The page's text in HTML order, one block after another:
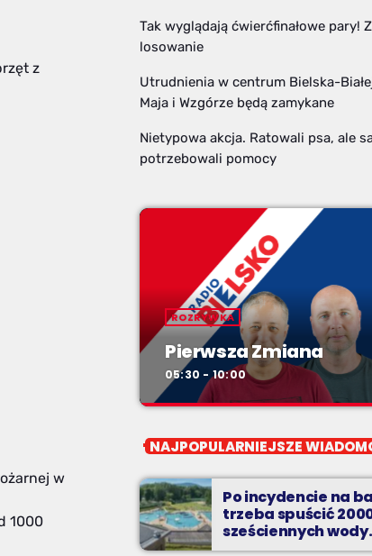
z
w
1000
Tak wyglądają ćwierćfinałowe pary!
losowanie
Utrudnienia w centrum Bielska-
Maja i Wzgórze będą zamykane
Nietypowa akcja. Ratowali psa, ale
potrzebowali pomocy
ROZRYWKA
Pierwsza Zmiana
05:30 - 10:00
Pierwsza Zmiana
Codziennie od poniedziałku do
do 10.
NAJPOPULARNIEJSZE
Po incydencie na
trzeba spuścić
sześciennych wody.
„Ogromne koszty i